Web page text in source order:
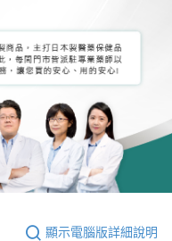
顯示電腦版詳細說明